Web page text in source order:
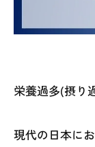
栄養過多(摂り
現代の日本に